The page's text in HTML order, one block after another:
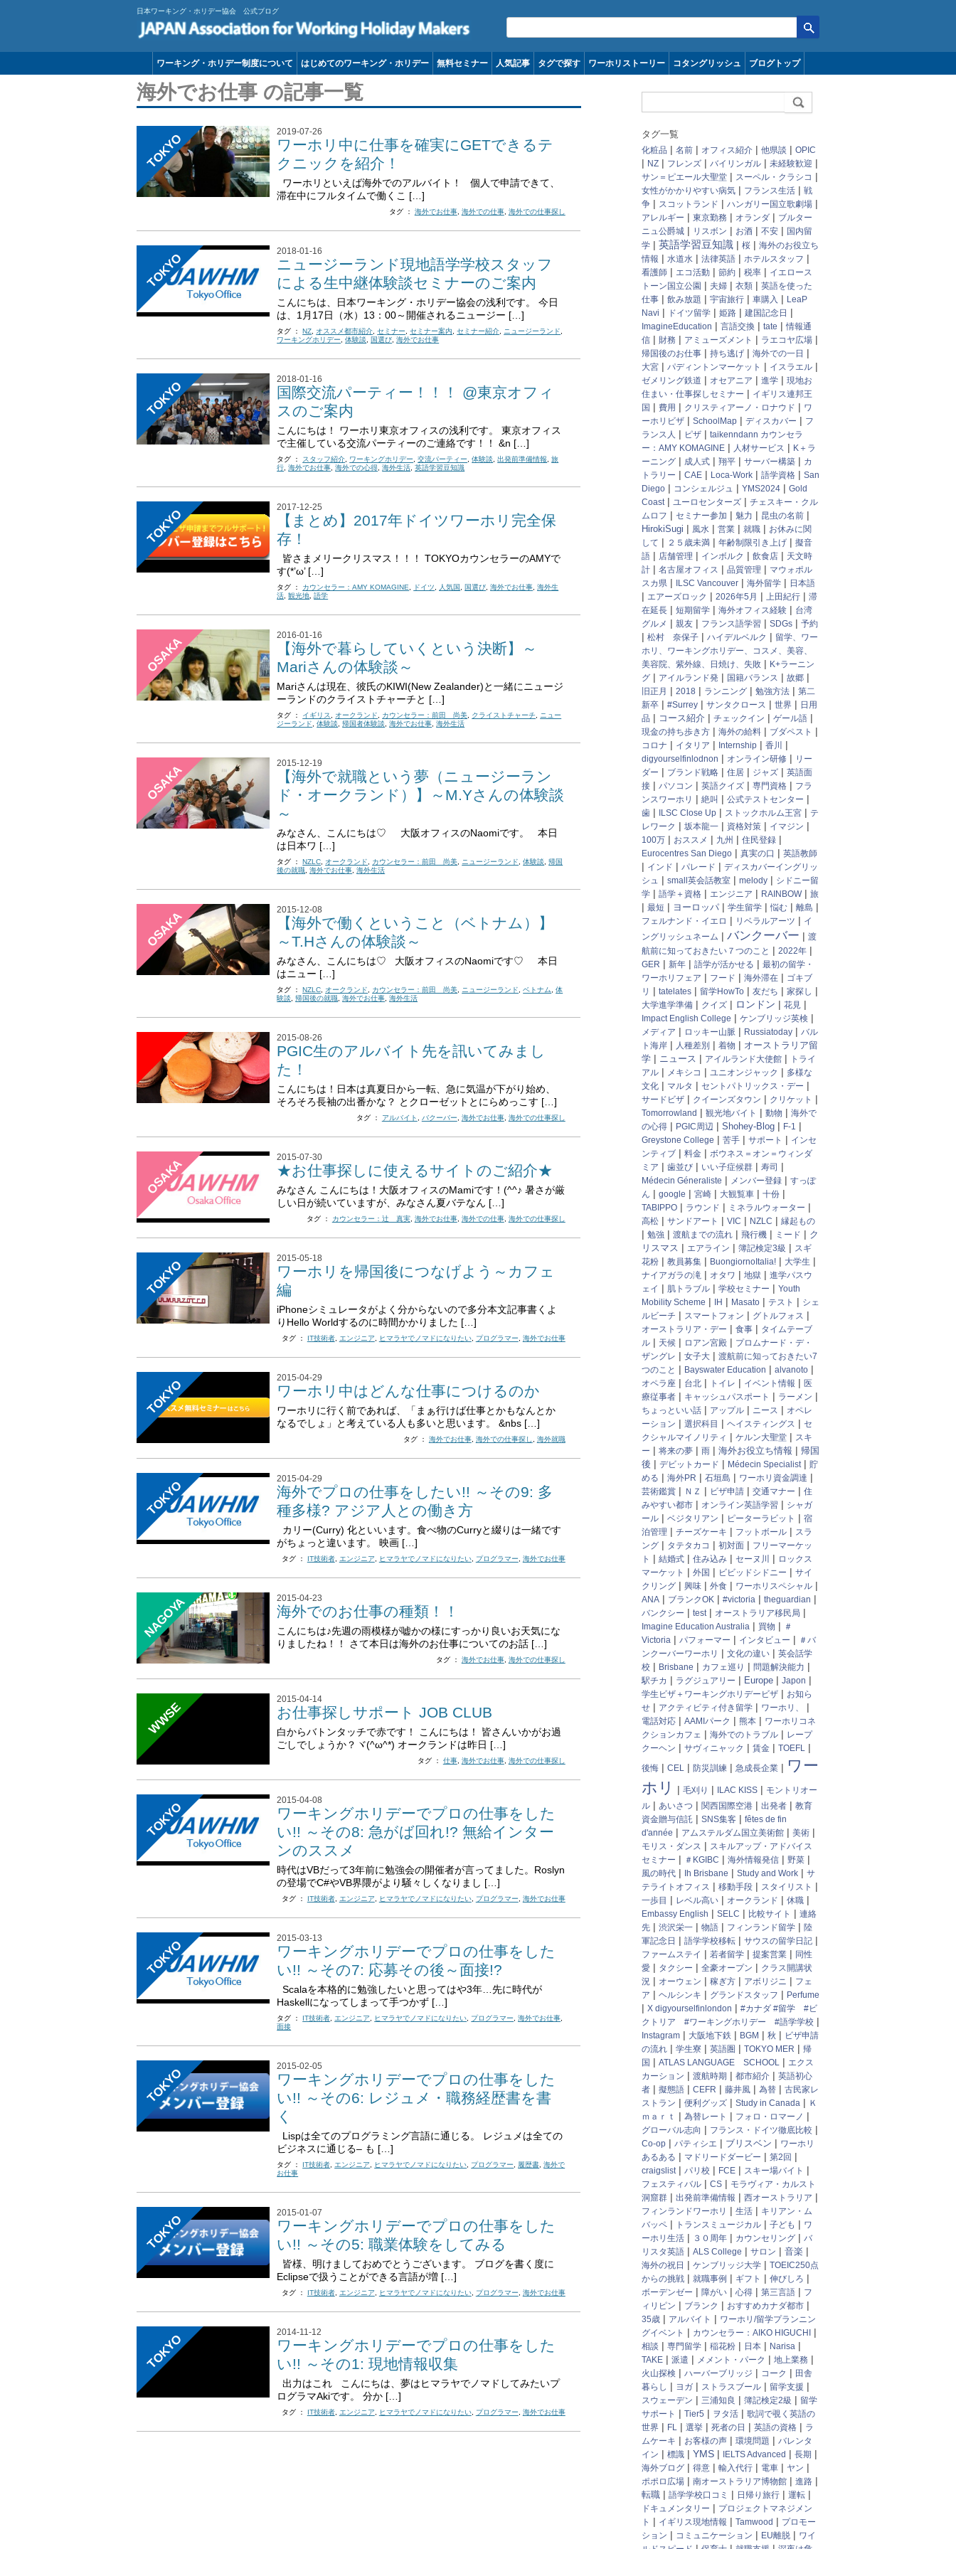
日本ワーキング・ホリデー協会 公式ブログ
コンテンツへ移動
ワーキング・ホリデー制度について はじめてのワーキング・ホリデー 無料セミナー 人気記事 タグで探す ワーホリストーリー コタングリッシュ ブログトップ
海外でお仕事 の記事一覧
TOKYO 2019-07-26
ワーホリ中に仕事を確実にGETできるテ
クニックを紹介！
ワーホリといえば海外でのアルバイト！ 個人で申請できて、
滞在中にフルタイムで働くこ […]
タグ ： 海外でお仕事, 海外での仕事, 海外での仕事探し
TOKYO 2018-01-16
ニュージーランド現地語学学校スタッフ
による生中継体験談セミナーのご案内
こんにちは、日本ワーキング・ホリデー協会の浅利です。 今日
は、1月17日（水）13：00～開催されるニュージー […]
タグ ： NZ, オススメ都市紹介,セミナー,セミナー案内,セミナー紹介, ニュージーランド,
ワーキングホリデー,体験談, 国選び,海外でお仕事
TOKYO 2018-01-16
国際交流パーティー！！！ @東京オフィ
スのご案内
こんにちは！ ワーホリ東京オフィスの浅利です。 東京オフィス
で主催している交流パーティーのご連絡です！！ &n […]
タグ ： スタッフ紹介, ワーキングホリデー,交流パーティー,体験談,出発前準備情報,旅
行,海外でお仕事,海外での心得,海外生活,英語学習豆知識
TOKYO 2017-12-25
【まとめ】2017年ドイツワーホリ完全保
存！
皆さまメリークリスマス！！！ TOKYOカウンセラーのAMYで
す(*’ω’ […]
タグ ： カウンセラー：AMY KOMAGINE, ドイツ, 人気国 , 国選び,海外でお仕事,海外生
活,観光地,語学
OSAKA 2016-01-16
【海外で暮らしていくという決断】～
Mariさんの体験談～
Mariさんは現在、彼氏のKIWI(New Zealander)と一緒にニュージ
ーランドのクライストチャーチと […]
タグ ： イギリス, オークランド, カウンセラー：前田 尚美, クライストチャーチ, ニュー
ジーランド,体験談,帰国者体験談,海外でお仕事,海外生活
OSAKA 2015-12-19
【海外で就職という夢（ニュージーラン
ド・オークランド）】～M.Yさんの体験談
～
みなさん、こんにちは♡ 大阪オフィスのNaomiです。 本日
は日本ワ […]
タグ ： NZLC, オークランド, カウンセラー：前田 尚美, ニュージーランド,体験談,帰国
後の就職,海外でお仕事,海外生活
OSAKA 2015-12-08
【海外で働くということ（ベトナム）】
～T.Hさんの体験談～
みなさん、こんにちは♡ 大阪オフィスのNaomiです♡ 本日
はニュー […]
タグ ： NZLC, オークランド, カウンセラー：前田 尚美, ニュージーランド,ベトナム,体
験談,帰国後の就職,海外でお仕事,海外生活
2015-08-26
PGIC生のアルバイト先を訊いてみまし
た！
こんにちは！日本は真夏日から一転、急に気温が下がり始め、
そろそろ長袖の出番かな？ とクローゼットとにらめっこす […]
タグ ： アルバイト , バクーバー, 海外でお仕事, 海外での仕事探し
OSAKA 2015-07-30
★お仕事探しに使えるサイトのご紹介★
みなさん こんにちは！大阪オフィスのMamiです！(^^♪ 暑さが厳
しい日が続いていますが、みなさん夏バテなん […]
タグ ： カウンセラー：辻 真実, 海外でお仕事, 海外での仕事, 海外での仕事探し
TOKYO 2015-05-18
ワーホリを帰国後につなげよう～カフェ
編
iPhoneシミュレータがよく分からないので多分本文記事書くよ
りHello Worldするのに時間かかりました […]
タグ ： IT技術者, エンジニア, ヒマラヤでノマドになりたい, プログラマー, 海外でお仕事
TOKYO 2015-04-29
ワーホリ中はどんな仕事につけるのか
ワーホリに行く前であれば、「まぁ行けば仕事とかもなんとか
なるでしょ」と考えている人も多いと思います。 &nbs […]
タグ ： 海外でお仕事, 海外での仕事探し, 海外就職
TOKYO 2015-04-29
海外でプロの仕事をしたい!! ～その9: 多
種多様? アジア人との働き方
カリー(Curry) 化といいます。食べ物のCurryと綴りは一緒です
がちょっと違います。 映画 […]
タグ ： IT技術者, エンジニア, ヒマラヤでノマドになりたい, プログラマー, 海外でお仕事
NAGOYA 2015-04-23
海外でのお仕事の種類！！
こんにちは♪先週の雨模様が嘘かの様にすっかり良いお天気にな
りましたね！！ さて本日は海外のお仕事についてのお話 […]
タグ ： 海外でお仕事, 海外での仕事探し
WWSE
2015-04-14
お仕事探しサポート JOB CLUB
白からバトンタッチで赤です！ こんにちは！ 皆さんいかがお過
ごしでしょうか？ヾ(^ω^*) オークランドは昨日 […]
タグ ： 仕事, 海外でお仕事, 海外での仕事探し
TOKYO 2015-04-08
ワーキングホリデーでプロの仕事をした
い!! ～その8: 急がば回れ!? 無給インター
ンのススメ
時代はVBだって3年前に勉強会の開催者が言ってました。Roslyn
の登場でC#やVB界隈がより騒々しくなりまし […]
タグ ： IT技術者, エンジニア, ヒマラヤでノマドになりたい, プログラマー, 海外でお仕事
TOKYO 2015-03-13
ワーキングホリデーでプロの仕事をした
い!! ～その7: 応募その後～面接!?
Scalaを本格的に勉強したいと思ってはや3年…先に時代が
Haskellになってしまって手つかず […]
タグ ： IT技術者,エンジニア, ヒマラヤでノマドになりたい, プログラマー,海外でお仕事,
面接
TOKYO 2015-02-05
ワーキングホリデーでプロの仕事をした
い!! ～その6: レジュメ・職務経歴書を書
く
Lispは全てのプログラミング言語に通じる。 レジュメは全ての
ビジネスに通じる– も […]
タグ ： IT技術者,エンジニア, ヒマラヤでノマドになりたい, プログラマー, 履歴書,海外で
お仕事
TOKYO 2015-01-07
ワーキングホリデーでプロの仕事をした
い!! ～その5: 職業体験をしてみる
皆様、明けましておめでとうございます。 ブログを書く度に
Eclipseで扱うことができる言語が増 […]
タグ ： IT技術者, エンジニア, ヒマラヤでノマドになりたい, プログラマー, 海外でお仕事
TOKYO 2014-11-12
ワーキングホリデーでプロの仕事をした
い!! ～その1: 現地情報収集
出力はこれ こんにちは、夢はヒマラヤでノマドしてみたいプ
ログラマAkiです。 分か […]
タグ ： IT技術者, エンジニア, ヒマラヤでノマドになりたい, プログラマー, 海外でお仕事
タグ一覧
化粧品 | 名前 | オフィス紹介 | 他県談 | OPIC
| NZ | フレンズ | バイリンガル | 未経験歓迎 |
サン＝ピエール大聖堂 | スーペル・クラシコ |
女性がかかりやすい病気 | フランス生活 | 戦
争 | スコットランド | ハンガリー国立歌劇場 |
アレルギー | 東京勤務 | オランダ | ブルター
ニュ公爵城 | リスボン | お酒 | 不安 | 国内留
学 | 英語学習豆知識 | 桜 | 海外のお役立ち
情報 | 水道水 | 法律英語 | ホテルスタッフ |
看護師 | エコ活動 | 節約 | 税率 | イエロース
トーン国立公園 | 夫婦 | 衣類 | 英語を使った
仕事 | 飲み放題 | 宇宙旅行 | 車購入 | LeaP
Navi | ドイツ留学 | 姫路 | 建国記念日 |
ImagineEducation | 言語交換 | tate |情報通
信 | 財務 | アミューズメント | ラエコヤ広場 |
帰国後のお仕事 | 持ち逃げ | 海外での一日 |
大宮 | パディントンマーケット | イスラエル |
ゼメリング鉄道 | オセアニア | 進学 | 現地お
住まい・仕事探しセミナー | イギリス連邦王
国 | 費用 | クリスティアーノ・ロナウド | ワ
ーホリビザ | SchoolMap | ディスカバー | フ
ランス人 | ピザ | taikenndann カウンセラ
ー：AMY KOMAGINE | 人材サービス | K＋ラ
ーニング | 成人式 | 翔平 | サーバー構築 | カ
トラリー | CAE | Loca-Work | 語学資格 | San
Diego | コンシェルジュ | YMS2024 | Gold
Coast | ユーロセンターズ | チェスキー・クル
ムロフ | セミナー参加 | 魅力 | 昆虫の名前 |
HirokiSugi | 風水 | 営業 | 就職 | お休みに関
して | ２５歳未満 | 年齢制限引き上げ | 擬音
語 | 店舗管理 | インボルク | 飲食店 | 天文時
計 | 名古屋オフィス | 品質管理 | マウォポル
スカ県 | ILSC Vancouver | 海外留学 | 日本語
| エアーズロック | 2026年5月 | 上田紀行 | 滞
在延長 | 短期留学 | 海外オフィス経験 | 台湾
グルメ | 親友 | フランス語学習 | SDGs | 予約
| 松村 奈保子 | ハイデルベルク | 留学、ワー
ホリ、ワーキングホリデー、コスメ、美容、
美容院、紫外線、日焼け、失敗 | K+ラーニン
グ | アイルランド発 | 国籍バランス | 故郷 |
旧正月 | 2018 | ランニング | 勉強方法 | 第二
新卒 | #Surrey | サンタクロース | 世界 | 日用
品 | コース紹介 | チェックイン | ゲール語 |
現金の持ち歩き方 | 海外の給料 | ブダペスト |
コロナ | イタリア | Internship | 香川 |
digyourselfinlodnon | オンライン研修 | リー
ダー | ブランド戦略 | 住居 | ジャズ | 英語面
接 | パソコン | 英語クイズ | 専門資格 | フラ
ンスワーホリ | 絶叫 | 公式テストセンター |
歯 | ILSC Close Up | ストックホルム王宮 | テ
レワーク | 坂本龍一 | 資格対策 | イマジン |
100万 | おススメ | 九州 | 住民登録 |
Eurocentres San Diego | 真実の口 | 英語教師
| インド | パレード | ディスカバーイングリッ
シュ | small英会話教室 | melody | シドニー留
学 | 語学＋資格 | エンジニア | RAINBOW| 旅
| 最短 | ヨーロッパ | 学生留学 |悩む | 離島 |
フェルナンド・イエロ | リベラルアーツ | イ
ングリッシュネーム | バンクーバー | 渡
航前に知っておきたい７つのこと | 2022年 |
GER | 新年 | 語学が活かせる | 最初の留学・
ワーホリフェア | フード | 海外滞在 | ゴキブ
リ | tatelates | 留学HowTo | 友だち | 家探し |
大学進学準備 | クイズ | ロンドン | 花見 |
Impact English College | ケンブリッジ英検 |
メディア | ロッキー山脈 | Russiatoday | バル
ト海岸 | 人種差別 | 着物 | オーストラリア留
学 | ニュース | アイルランド大使館 |
トライ
アル | メキシコ | ユニオンジャック | 多様な
文化 | マルタ | セントパトリックス・デー |
サードビザ | クイーンズタウン | クリケット |
Tomorrowland | 観光地バイト | 動物 | 海外で
の心得 | PGIC周辺 | Shohey-Blog | F-1 |
Greystone College | 苦手 | サポート | インセ
ンティブ | 料金 | ボウネス＝オン＝ウィンダ
ミア | 歯並び | いい子症候群 | 寿司 |
Médecin Géneraliste | メンバー登録 | すっぽ
ん | google | 宮崎 | 大観覧車 | 十份 |
TABIPPO | ラウンド | ミネラルウォーター |
高松 | サンドアート | VIC | NZLC | 縁起もの
| 勉強 | 渡航までの流れ | 飛行機 | ミード | ク
リスマス | エアライン | 簿記検定3級 | スギ
花粉 | 教員募集 | BuongiornoItalia! | 大学生 |
ナイアガラの滝 | オタワ | 地獄 | 進学パスウ
ェイ | 肌トラブル | 学校セミナー | Youth
Mobility Scheme | IH | Masato | テスト | シェ
ルビーチ | スマートフォン | グトルフォス |
オーストラリア・デー | 食事 | タイムテーブ
ル | 天候 | ロアン宮殿 | プロムナード・デ・
ザングレ | 女子大 | 渡航前に知っておきたい7
つのこと | Bayswater Education | alvanoto |
オペラ座 | 台北 | トイレ | イベント情報 | 医
療従事者 | キャッシュパスポート | ラーメン |
ちょっといい話 | アップル | ニース | オペレ
ーション | 選択科目 | ヘイスティングス | セ
クシャルマイノリティ | ケルン大聖堂 | スキ
ー | 将来の夢 | 雨 | 海外お役立ち情報 | 帰国
後 | デビットカード | Médecin Specialist | 貯
める | 海外PR | 石垣島 | ワーホリ資金調達 |
芸術鑑賞 | ＮＺ | ビザ申請 | 交通マナー | 住
みやすい都市 | オンライン英語学習 | シャガ
ール | ベジタリアン | ピーターラビット | 宿
泊管理 | チーズケーキ | フットボール | スラ
ング | タテタカコ | 初対面 | フリーマーケッ
ト | 結婚式 | 住み込み | セーヌ川 | ロックス
マーケット | 外国 | ビビッドシドニー | サイ
クリング | 興味 | 外食 | ワーホリスペシャル |
ANA | ブランクOK | #victoria | theguardian |
バンクシー | test | オーストラリア移民局 |
Imagine Education Australia | 買物 | ＃
Victoria | パフォーマー | インタビュー | ＃バ
ンクーバーワーホリ | 文化の違い | 英会話学
校 | Brisbane | カフェ巡り | 問題解決能力 |
駅チカ | ラグジュアリー | Europe | Japon |
学生ビザ＋ワーキングホリデービザ | お知ら
せ | アクティビティ付き留学 | ワーホリ、 |
電話対応 | AAMIパーク | 熊本 | ワーホリコネ
クションカフェ | 海外でのトラブル | レープ
クーヘン | サヴィニャック | 賃金 | TOEFL |
後悔 | CEL | 防災訓練 | 急成長企業 | ワー
ホリ
| 毛刈り | ILAC KISS | モントリオー
ル | あいさつ | 関西国際空港 | 出発者 | 教育
資金贈与信託 | SNS集客 | fêtes de fin
d'année | アムステルダム国立美術館 | 美術 |
モリス・ダンス | スキルアップ・アドバイス
セミナー | ＃KGIBC | 海外情報発信 | 野菜 |
風の時代 | Ih Brisbane | Study and Work | サ
テライトオフィス | 移動手段 | スタイリスト |
一歩目 | レベル高い | オークランド | 休職 |
Embassy English | SELC | 比較サイト | 連絡
先 | 渋沢栄一 | 物語 | フィンランド留学 | 陸
軍記念日 | 語学学校移転 | サウスの留学日記 |
ファームステイ | 若者留学 | 提案営業 | 同性
愛 | タクシー | 全豪オープン | クラス開講状
況 | オーウェン | 稼ぎ方 | アボリジニ | フェ
ア | ヘルシンキ | グランドスタッフ | Perfume
| X digyourselfinlondon | #カナダ #留学 #ビ
クトリア #ワーキングホリデー #語学学校 |
Instagram | 大阪地下鉄 | BGM | 秋 | ビザ申請
の流れ | 学生寮 | 英語圏 | TOKYO MER | 帰
国 | ATLAS LANGUAGE SCHOOL | エクス
カーション | 渡航時期 | 都市紹介 | 英語初心
者 | 擬態語 | CEFR | 藤井風 | 為替 | 古民家レ
ストラン | 便利グッズ | Study in Canada | Ｋ
ｍａｒｔ
| 為替レート | フォロ・ロマーノ |
グローバル志向 | フランス・ドイツ徹底比較 |
Co-op | パティシエ | ブリスベン | ワーホリ
あるある | マドリードダービー | 第2回 |
craigslist | パリ校 | FCE | スキー場バイト |
フェスティバル | CS | モラヴィア・カルスト
洞窟群 | 出発前準備情報 | 西オーストラリア |
フィンランドワーホリ | 生活 | キリアン・ム
バッペ | トランスミュージカル | 子ども | ワ
ーホリ生活 | ３０周年 | カウンセリング | バ
リスタ英語 | ALS College | サロン | 音楽 |
海外の祝日 | ケンブリッジ大学 | TOEIC250点
からの挑戦 | 就職事例 | ギフト | 伸びしろ |
ボーデンゼー | 障がい | 心得 | 第三言語 | フ
ィリピン | ブランク | おすすめカナダ都市 |
35歳 | アルバイト | ワーホリ/留学プランニン
グイベント | カウンセラー：AIKO HIGUCHI |
相談 | 専門留学 | 稲花粉 | 日本 | Narisa |
TAKE | 派遣 | メメント・パーク | 地上業務 |
火山探検 | ハーバーブリッジ | コーク | 田舎
暮らし | ヨガ | ストラスブール | 留学支援 |
スウェーデン | 三浦知良 | 簿記検定2級 | 留学
サポート | Tier5 | ヲタ活 | 歌詞で覗く英語の
世界 | FL | 選挙 | 死者の日 | 英語の資格 | ラ
ムケーキ | お客様の声 | 環境問題 | バレンタ
イン | 標識 | YMS | IELTS Advanced | 長期 |
海外ブログ | 得意 | 輸入代行 | 電車 | ヤン |
ポポロ広場 | 南オーストラリア博物館 | 進路 |
転職 | 語学学校口コミ | 日帰り旅行 | 運転 |
ドキュメンタリー | プロジェクトマネジメン
ト | イギリス現地情報 | Tamwood | プロモー
ション | コミュニケーション | EU離脱 | ワイ